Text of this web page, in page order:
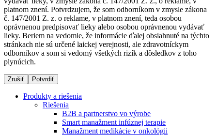
Produktový katalóg​
Dialyzačné strediská
B. Braun Avitum poskytuje kvalitnú dialyzačnú starostlivosť
vo všetkých svojich strediskách na Slovensku. Viac
platnom znení. Potvrdzujem, že som odborníkom v zmysle zákona
č. 147/2001 Z. z. o reklame, v platnom znení, teda osobou
oprávnenou predpisovať lieky alebo osobou oprávnenou vydávať
lieky. Beriem na vedomie, že informácie ďalej obsiahnuté na týchto
stránkach nie sú určené laickej verejnosti, ale zdravotníckym
odborníkov a som si vedomý všetkých rizík a dôsledkov z toho
plynúcich.
Zrušiť Potvrdiť
Produkty a riešenia
Riešenia
B2B a partnerstvo vo výrobe
Smart manažment infúznej terapie
Manažment medikácie v onkológii